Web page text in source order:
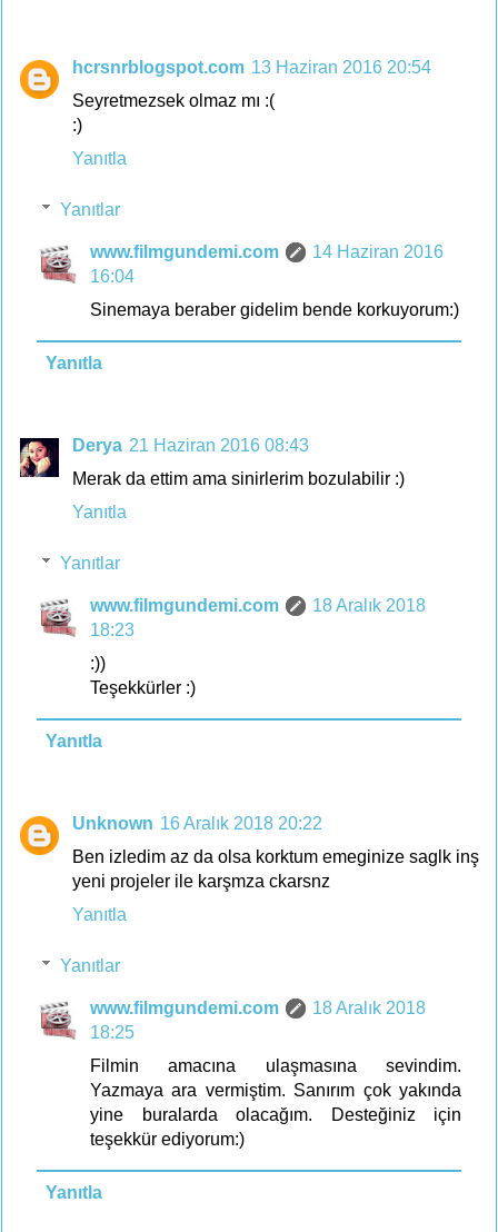
hcrsnrblogspot.com 13 Haziran 2016 20:54
Seyretmezsek olmaz mı :(
:)
Yanıtla
Yanıtlar
www.filmgundemi.com
14 Haziran 2016
16:04
Sinemaya beraber gidelim bende korkuyorum:)
Yanıtla
Derya 21 Haziran 2016 08:43
Merak da ettim ama sinirlerim bozulabilir :)
Yanıtla
Yanıtlar
www.filmgundemi.com
18 Aralık 2018
18:23
:))
Teşekkürler :)
Yanıtla
Unknown 16 Aralık 2018 20:22
Ben izledim az da olsa korktum emeginize saglk inş
yeni projeler ile karşmza ckarsnz
Yanıtla
Yanıtlar
www.filmgundemi.com
18 Aralık 2018
18:25
Filmin amacına ulaşmasına sevindim.
Yazmaya ara vermiştim. Sanırım çok yakında
yine buralarda olacağım. Desteğiniz için
teşekkür ediyorum:)
Yanıtla